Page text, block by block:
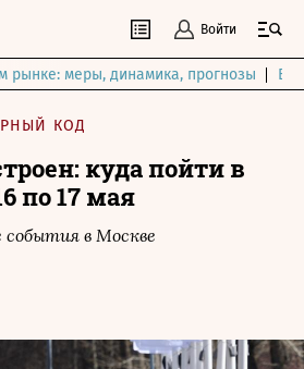
Войти
рынке: меры, динамика, прогнозы
КОД
куда пойти в
по 17 мая
в Москве